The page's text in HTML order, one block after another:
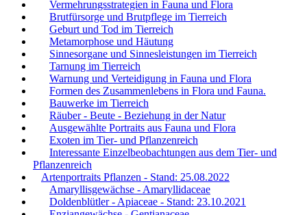
Vermehrungsstrategien in Fauna und Flora
Brutfürsorge und Brutpflege im Tierreich
Geburt und Tod im Tierreich
Metamorphose und Häutung
Sinnesorgane und Sinnesleistungen im Tierreich
Tarnung im Tierreich
Warnung und Verteidigung in Fauna und Flora
Formen des Zusammenlebens in Flora und Fauna.
Bauwerke im Tierreich
Räuber - Beute - Beziehung in der Natur
Ausgewählte Portraits aus Fauna und Flora
Exoten im Tier- und Pflanzenreich
Interessante Einzelbeobachtungen aus dem Tier- und
Pflanzenreich
Artenportraits Pflanzen - Stand: 25.08.2022
Amaryllisgewächse - Amaryllidaceae
Doldenblütler - Apiaceae - Stand: 23.10.2021